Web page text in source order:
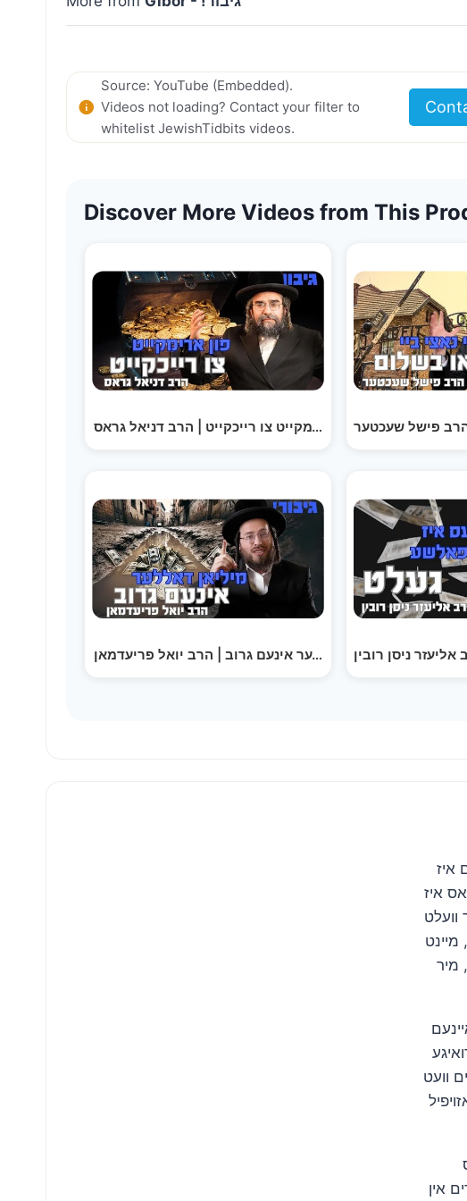
Source: YouTube (Embedded).
Videos not loading? Contact your filter to
whitelist JewishTidbits videos.
Discover More Videos from This
פון ארימקייט צו רייכקייט | הרב דניאל גראס
מיליאן דאללער אינעם גרוב | הרב יואל פריעדמאן
הרב פישל שעכטער
ניסן רובין
איז
איז
וועלט
מיינט
מיר
וועט
אין